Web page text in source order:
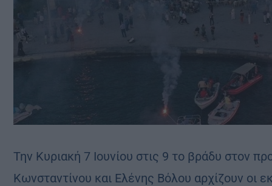
Την Κυριακή 7 Ιουνίου στις 9 το βράδυ στον
Κωνσταντίνου και Ελένης Βόλου αρχίζουν οι